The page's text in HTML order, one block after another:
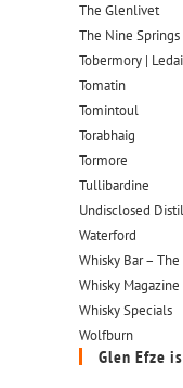
The Glenlivet
The Nine Springs
Tobermory |
Tomatin
Tomintoul
Torabhaig
Tormore
Tullibardine
Undisclosed
Waterford
Whisky Bar –
Whisky Magazine
Whisky Specials
Wolfburn
Glen Efze